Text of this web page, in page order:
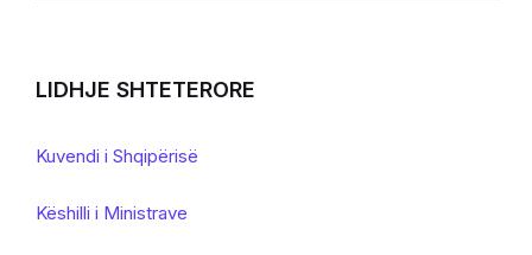
LIDHJE SHTETERORE
Kuvendi i Shqipërisë
Këshilli i Ministrave